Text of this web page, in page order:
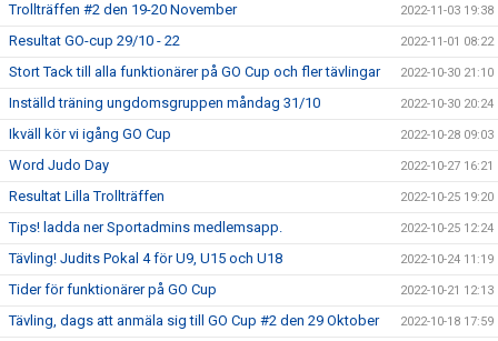
Trollträffen #2 den 19-20 November 2022-11-03 19:38
Resultat GO-cup 29/10 - 22 2022-11-01 08:22
Stort Tack till alla funktionärer på GO Cup och fler tävlingar 2022-10-30 21:10
Inställd träning ungdomsgruppen måndag 31/10 2022-10-30 20:24
Ikväll kör vi igång GO Cup 2022-10-28 09:03
Word Judo Day 2022-10-27 16:21
Resultat Lilla Trollträffen 2022-10-25 19:20
Tips! ladda ner Sportadmins medlemsapp. 2022-10-25 12:24
Tävling! Judits Pokal 4 för U9, U15 och U18 2022-10-24 11:19
Tider för funktionärer på GO Cup 2022-10-21 12:13
Tävling, dags att anmäla sig till GO Cup #2 den 29 Oktober 2022-10-18 17:59